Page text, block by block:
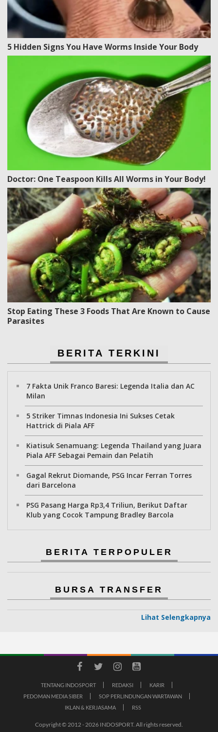
5 Hidden Signs You Have Worms Inside Your Body
Doctor: One Teaspoon Kills All Worms in Your Body!
Stop Eating These 3 Foods That Are Known to Cause
Parasites
BERITA TERKINI
7 Fakta Unik Franco Baresi: Legenda Italia dan AC
Milan
5 Striker Timnas Indonesia Ini Sukses Cetak
Hattrick di Piala AFF
Kiatisuk Senamuang: Legenda Thailand yang Juara
Piala AFF Sebagai Pemain dan Pelatih
Gagal Rekrut Diomande, PSG Incar Ferran Torres
dari Barcelona
PSG Pasang Harga Rp3,4 Triliun, Berikut Daftar
Klub yang Cocok Tampung Bradley Barcola
BERITA TERPOPULER
BURSA TRANSFER
Lihat Selengkapnya
TENTANG INDOSPORT REDAKSI
KARIR
PEDOMAN MEDIA SIBER
SOP PERLINDUNGAN WARTAWAN
IKLAN & KERJASAMA
RSS
Copyright © 2012 - 2026 INDOSPORT. All rights reserved.